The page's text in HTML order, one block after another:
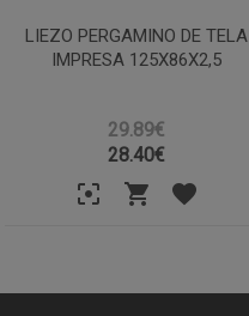
LIEZO PERGAMINO DE TELA
IMPRESA 125X86X2,5
29.89€
28.40€